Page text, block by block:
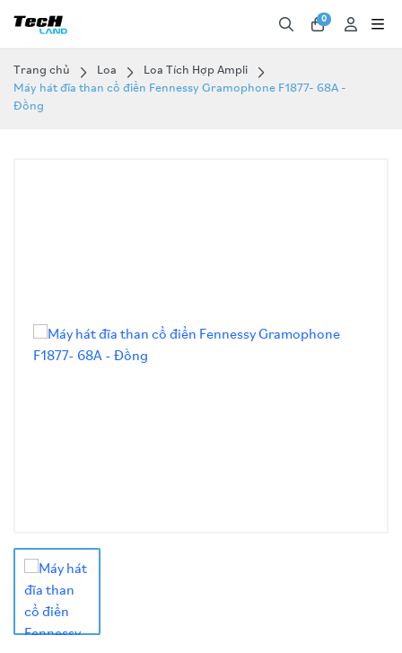
0
Trang chủ Loa
Loa Tích Hợp Ampli
Máy hát đĩa than cổ điển Fennessy Gramophone F1877- 68A -
Đồng